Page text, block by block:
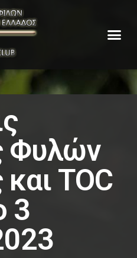
Φυλών
TOC
3